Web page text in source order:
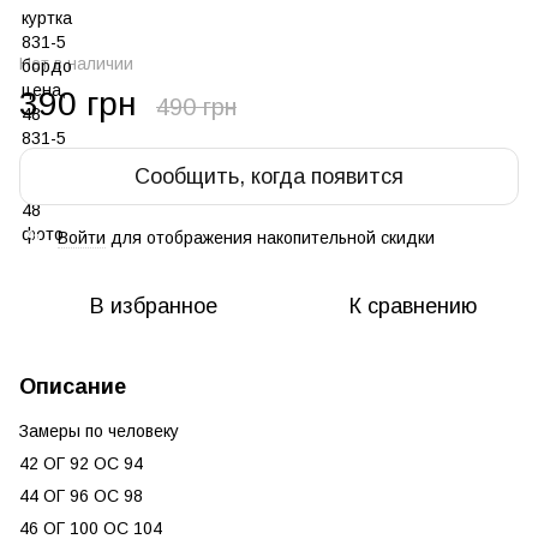
Нет в наличии
390 грн 490 грн
Сообщить, когда появится
% Войти для отображения накопительной скидки
В избранное К сравнению
Описание
Замеры по человеку
42 ОГ 92 ОС 94
44 ОГ 96 ОС 98
46 ОГ 100 ОС 104